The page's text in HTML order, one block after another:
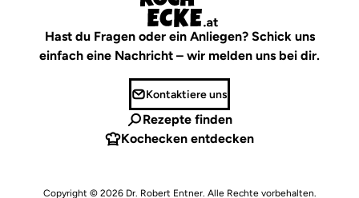
Hast du Fragen oder ein Anliegen? Schick uns
einfach eine Nachricht – wir melden uns bei dir.
Kontaktiere uns
Rezepte finden
Kochecken entdecken
Copyright © 2026 Dr. Robert Entner. Alle Rechte vorbehalten.